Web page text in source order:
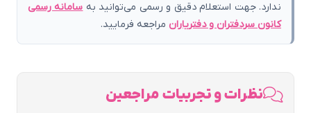
ندارد. جهت استعلام دقیق و رسمی می‌توانید بهسامانه رسمی
کانون سردفتران و دفتریاران مراجعه فرمایید.
نظرات و تجربیات مراجعین